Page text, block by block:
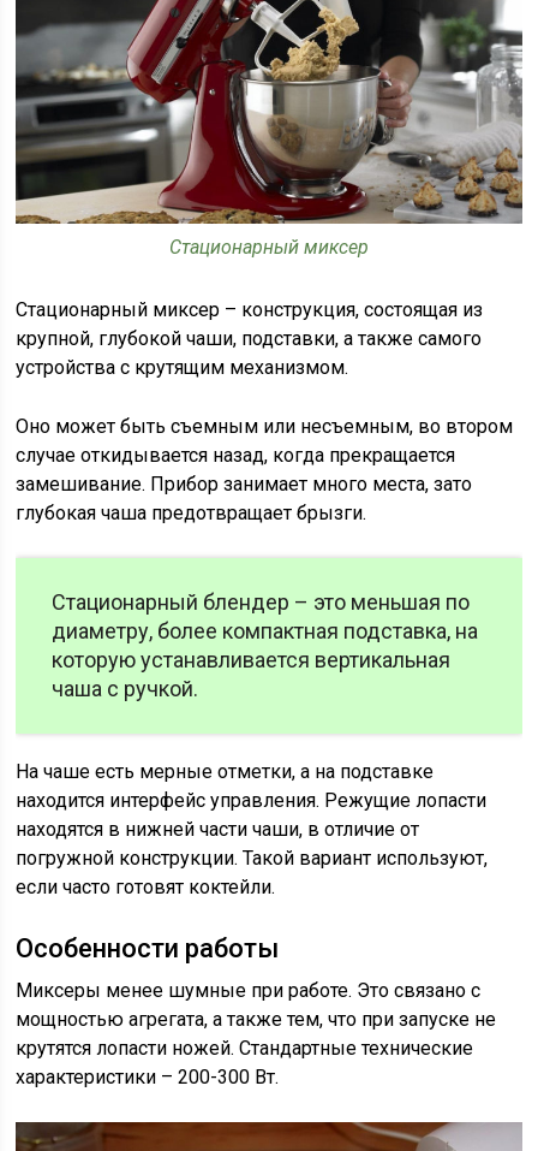
Стационарный миксер
Стационарный миксер – конструкция, состоящая из
крупной, глубокой чаши, подставки, а также самого
устройства с крутящим механизмом.
Оно может быть съемным или несъемным, во втором
случае откидывается назад, когда прекращается
замешивание. Прибор занимает много места, зато
глубокая чаша предотвращает брызги.
Стационарный блендер – это меньшая по
диаметру, более компактная подставка, на
которую устанавливается вертикальная
чаша с ручкой.
На чаше есть мерные отметки, а на подставке
находится интерфейс управления. Режущие лопасти
находятся в нижней части чаши, в отличие от
погружной конструкции. Такой вариант используют,
если часто готовят коктейли.
Особенности работы
Миксеры менее шумные при работе. Это связано с
мощностью агрегата, а также тем, что при запуске не
крутятся лопасти ножей. Стандартные технические
характеристики – 200-300 Вт.